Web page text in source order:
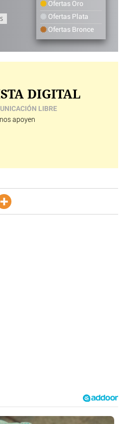
Ofertas Oro
Ofertas Plata
Ofertas Bronce
DIGITAL
LIBRE
apoyen